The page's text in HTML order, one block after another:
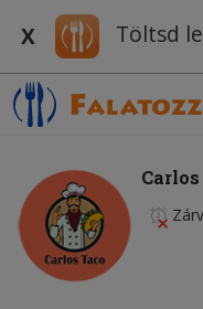
X Töltsd
Carlos